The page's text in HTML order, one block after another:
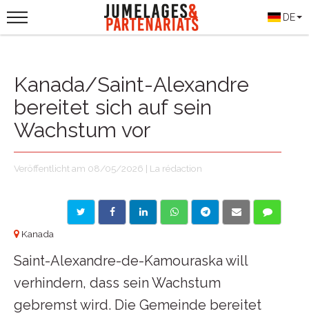
DE
Kanada/Saint-Alexandre
bereitet sich auf sein
Wachstum vor
Veröffentlicht am 08/05/2026 | La rédaction
Kanada
Saint-Alexandre-de-Kamouraska will
verhindern, dass sein Wachstum
gebremst wird. Die Gemeinde bereitet